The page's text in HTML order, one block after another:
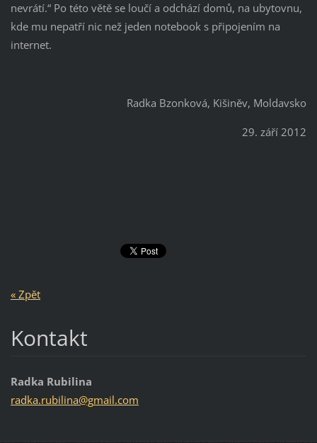
nevrátí.“ Po této větě se loučí a odchází domů, na ubytovnu,
kde mu nepatří nic než jeden notebook s připojením na
internet.
Radka Bzonková, Kišiněv, Moldavsko
29. září 2012
« Zpět
Kontakt
Radka Rubilina
radka.rubilina@gmail.com